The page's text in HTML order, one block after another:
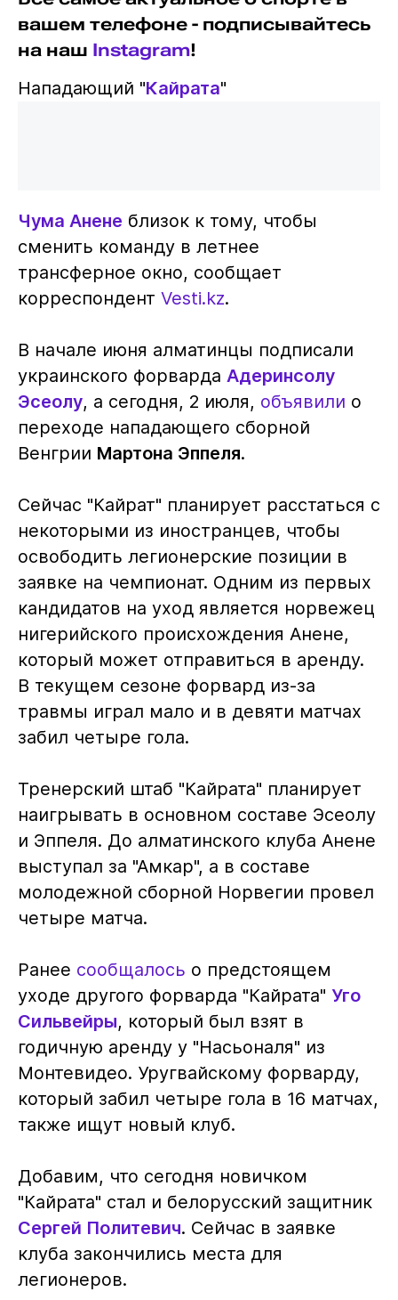
вашем телефоне - подписывайтесь
на наш Instagram!
Нападающий "Кайрата"
Чума Анене близок к тому, чтобы
сменить команду в летнее
трансферное окно, сообщает
корреспондент Vesti.kz.
В начале июня алматинцы подписали
украинского форварда Адеринсолу
Эсеолу, а сегодня, 2 июля, объявили о
переходе нападающего сборной
Венгрии Мартона Эппеля.
Сейчас "Кайрат" планирует расстаться с
некоторыми из иностранцев, чтобы
освободить легионерские позиции в
заявке на чемпионат. Одним из первых
кандидатов на уход является норвежец
нигерийского происхождения Анене,
который может отправиться в аренду.
В текущем сезоне форвард из-за
травмы играл мало и в девяти матчах
забил четыре гола.
Тренерский штаб "Кайрата" планирует
наигрывать в основном составе Эсеолу
и Эппеля. До алматинского клуба Анене
выступал за "Амкар", а в составе
молодежной сборной Норвегии провел
четыре матча.
Ранее сообщалось о предстоящем
уходе другого форварда "Кайрата" Уго
Сильвейры, который был взят в
годичную аренду у "Насьоналя" из
Монтевидео. Уругвайскому форварду,
который забил четыре гола в 16 матчах,
также ищут новый клуб.
Добавим, что сегодня новичком
"Кайрата" стал и белорусский защитник
Сергей Политевич. Сейчас в заявке
клуба закончились места для
легионеров.